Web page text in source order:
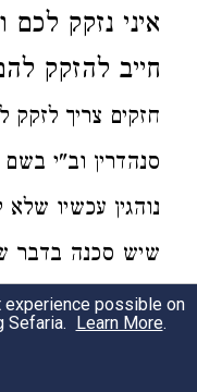
איני נזקק לכם
חייב להזקק
חזקים צריך
סנהדרין וב"י
נוהגין עכשיו שלא
שיש סכנה בדבר
before you for
the other
as you have
possible on
Sefaria. Learn More.